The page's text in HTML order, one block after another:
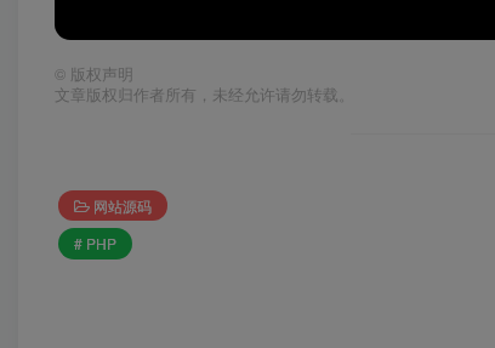
© 版权声明
文章版权归作者所有，未经允许请勿转载。
网站源码
# PHP